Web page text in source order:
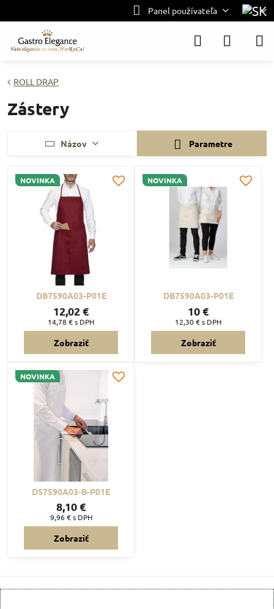
Panel používateľa
ROLL DRAP
Zástery
Názov Parametre
NOVINKA
DB7590A03-P01E
12,02 €
14,78 €s DPH
Zobraziť
NOVINKA
DB7590A03-P01E
10 €
12,30 €s DPH
Zobraziť
NOVINKA
DS7590A03-B-P01E
8,10 €
9,96 €s DPH
Zobraziť